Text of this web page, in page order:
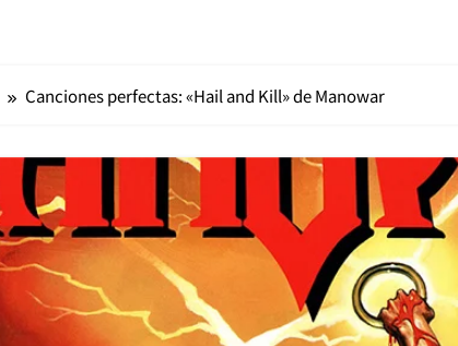
Canciones perfectas: «Hail and Kill» de Manowar